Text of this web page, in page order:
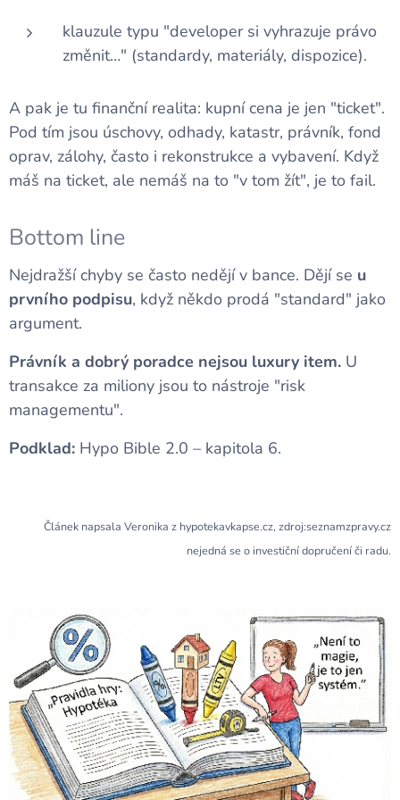
klauzule typu "developer si vyhrazuje právo
změnit…" (standardy, materiály, dispozice).
A pak je tu finanční realita: kupní cena je jen "ticket".
Pod tím jsou úschovy, odhady, katastr, právník, fond
oprav, zálohy, často i rekonstrukce a vybavení. Když
máš na ticket, ale nemáš na to "v tom žít", je to fail.
Bottom line
Nejdražší chyby se často nedějí v bance. Dějí se u
prvního podpisu, když někdo prodá "standard" jako
argument.
Právník a dobrý poradce nejsou luxury item. U
transakce za miliony jsou to nástroje "risk
managementu".
Podklad: Hypo Bible 2.0 – kapitola 6.
Článek napsala Veronika z hypotekavkapse.cz, zdroj:seznamzpravy.cz
nejedná se o investiční dopručení či radu.